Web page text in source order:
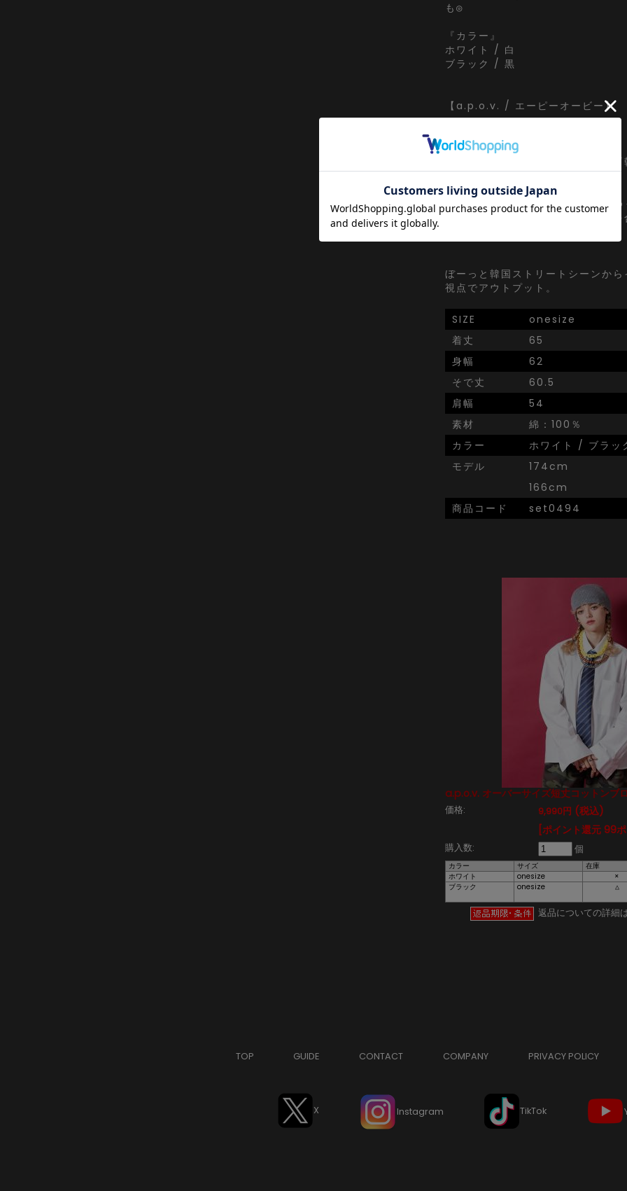
も◎
『カラー』
ホワイト / 白
ブラック / 黒
【a.p.o.v. / エーピーオービー】
[日本人の視点]からセレクトする
ッション』がコンセプト。
韓国ストリートで日々更新されて
わりを眺めながらぼんやりと視点
ぼーっと韓国ストリートシーンか
視点でアウトプット。
SIZE
onesize
着丈
65
身幅
62
そで丈
60.5
肩幅
54
素材
綿：100％
カラー
ホワイト / ブラッ
モデル
174cm
166cm
商品コード
set0494
a.p.o.v. オーバーサイズ短丈コットンブ
価格: 9,990円 (税込)
[ポイント還元 99ポ
購入数: 個
カラー サイズ 在庫
ホワイト
onesize ×
ブラック
onesize △
返品についての詳細
TOP GUIDE CONTACT COMPANY PRIVACY POLICY
X Instagram TikTok